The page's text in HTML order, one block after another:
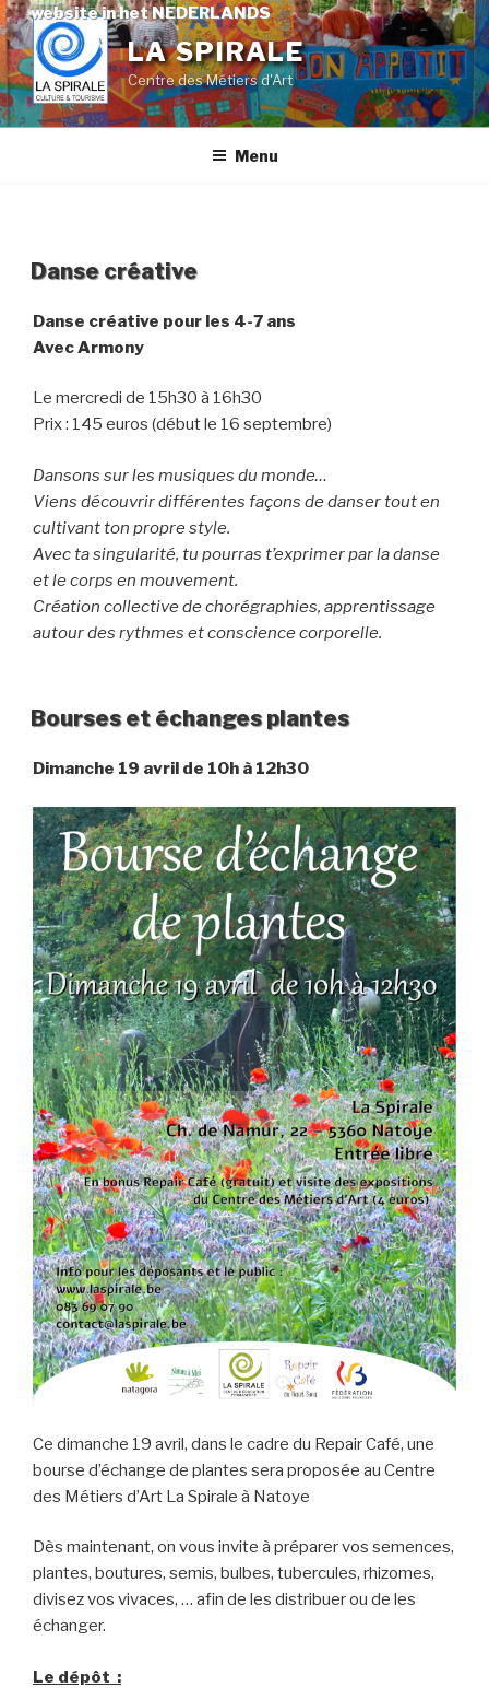
website in het NEDERLANDS
Skip
to
content
LA SPIRALE
Centre des Métiers d'Art
Menu
Danse créative
Danse créative pour les 4-7 ans
Avec Armony
Le mercredi de 15h30 à 16h30
Prix : 145 euros (début le 16 septembre)
Dansons sur les musiques du monde…
Viens découvrir différentes façons de danser tout en
cultivant ton propre style.
Avec ta singularité, tu pourras t’exprimer par la danse
et le corps en mouvement.
Création collective de chorégraphies, apprentissage
autour des rythmes et conscience corporelle.
Bourses et échanges plantes
Dimanche 19 avril de 10h à 12h30
Ce dimanche 19 avril, dans le cadre du Repair Café, une
bourse d’échange de plantes sera proposée au Centre
des Métiers d’Art La Spirale à Natoye
Dès maintenant, on vous invite à préparer vos semences,
plantes, boutures, semis, bulbes, tubercules, rhizomes,
divisez vos vivaces, … afin de les distribuer ou de les
échanger.
Le dépôt :